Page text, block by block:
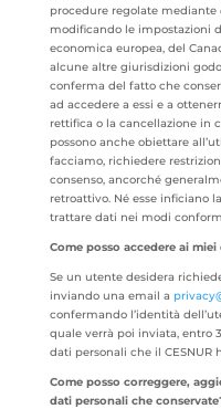
procedure regolate mediante
modificando le impostazioni
economica europea, del
alcune altre giurisdizioni
conferma del fatto che
ad accedere a essi e a
rettifica o la cancellazione in
possono anche obiettare
facciamo, richiedere
consenso, ancorché
retroattivo. Né esse inficiano
trattare dati nei modi
Come posso accedere ai
Se un utente desidera
inviando una email a
confermando l’identità
quale verrà poi inviata, entro
dati personali che il CESNUR
Come posso correggere,
dati personali che